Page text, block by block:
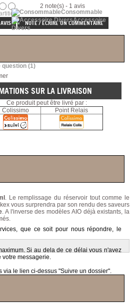
Consommable
Accessoire
Divers
que ce soit pour nous répondre, le
Si au dela de ce délai vous n'avez
votre messagerie.
le lien ci-dessus "Suivre un dossier".
2 note(s) - 1 avis
NOTE / ÉCRIRE UN COMMENTAIRE
question (1)
SUR LA LIVRAISON
Ce produit peut être livré par :
Colissimo
Point Relais
. Le remplissage du réservoir tout comme le
vous surprendra par son rendu des saveurs
. A l'inverse des modèles AIO déjà existants, la